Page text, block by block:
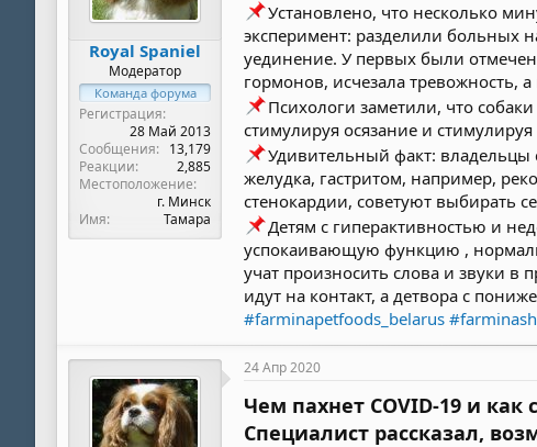
Royal Spaniel
Модератор
Команда форума
Регистрация
28 Май 2013
Сообщения
13,179
Реакции
2,885
Местоположение
г. Минск
Имя
Тамара
Установлено, что несколько
эксперимент: разделили больных
уединение. У первых были
гормонов, исчезала тревожность,
Психологи заметили, что
стимулируя осязание и
Удивительный факт: владельцы
желудка, гастритом, например,
стенокардии, советуют выбирать
Детям с гиперактивностью и
успокаивающую функцию ,
учат произносить слова и звуки
идут на контакт, а детвора с
#farminapetfoods_belarus
24 Апр 2020
Чем пахнет COVID-19 и как
Специалист рассказал,